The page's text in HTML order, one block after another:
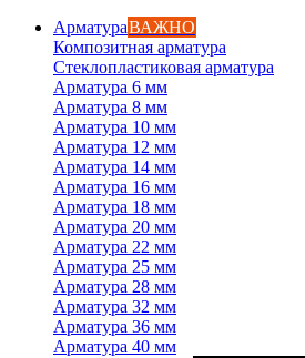
АрматураВАЖНО
Композитная арматура
Стеклопластиковая арматура
Арматура 6 мм
Арматура 8 мм
Арматура 10 мм
Арматура 12 мм
Арматура 14 мм
Арматура 16 мм
Арматура 18 мм
Арматура 20 мм
Арматура 22 мм
Арматура 25 мм
Арматура 28 мм
Арматура 32 мм
Арматура 36 мм
Арматура 40 мм